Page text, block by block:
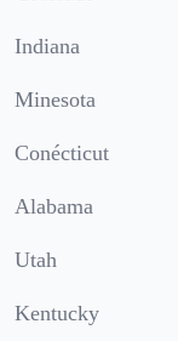
Indiana
Minesota
Conécticut
Alabama
Utah
Kentucky